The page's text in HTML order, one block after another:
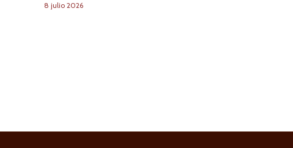
8 julio 2026